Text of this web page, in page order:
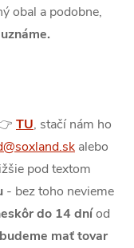
obal a podobne,
TU, stačí nám ho
alebo
pod textom
- bez toho nevieme
do 14 dníod
mať tovar